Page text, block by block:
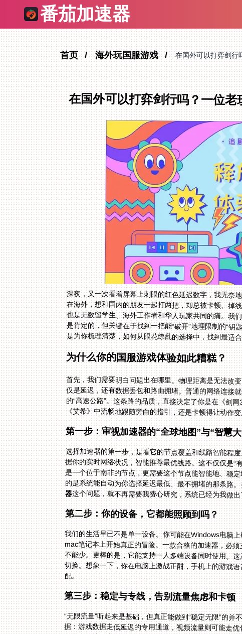
番茄加速器
首页 海外玩国服游戏 在国外可以打弈剑行
在国外可以打弈剑行吗？一位老
深夜，又一次看着屏幕上刺眼的红色延迟数字，我无奈
在海外，想和国内的朋友一起打两把，却总被卡顿、掉
也是无数留学生、海外工作者和华人玩家共同的痛。我
是肯定的，但关键在于找到一把能“破开”地理限制的“
是为你梳理清楚，如何从眼花缭乱的选择中，找到最适
为什么你的国服游戏体验如此糟糕？
首先，我们需要明白问题出在哪里。物理距离是无法改
仅是延迟，还有数据丢包和路由拥堵。普通的网络连
的“高速公路”。这条路的品质，直接决定了你是在《
《艾希》中流畅地跟随旁白的指引，还是卡顿得让动作
第一步：审视加速器的“全球地图”与“智慧
选择加速器的第一步，是看它的节点覆盖和线路智能程
据你的实时网络状况，智能推荐最优线路。这不仅仅是“
是一个位于南非的节点，更需要这个节点能智能地、稳
的是系统能自动为你选择延迟最低、最不拥堵的那条路
器这个问题，就不再需要我费心研究，系统已经为我做
第二步：你的设备，它都能照顾到吗？
我们的生活早已不是单一设备。你可能在Windows电脑
mac笔记本上开始真正的冒险。一款合格的加速器，必
不能少。更棒的是，它能支持一人多端设备同时使用。
切换。想象一下，你在电脑上激战正酣，手机上的游戏
配。
第三步：稳定与专线，告别流量焦虑和卡顿
“无限流量”听起来是基础，但真正能做到“稳定无限”的
据：游戏数据走低延迟的专用通道，视频流量则可能走
速专线，甚至为你独享100M带宽。这就像从拼车升级